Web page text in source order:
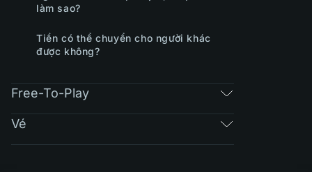
làm sao?
Tiền có thể chuyển cho người khác
được không?
Free-To-Play
Vé